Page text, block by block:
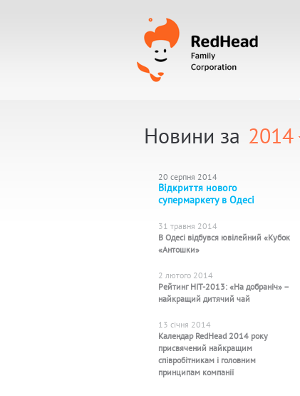
Новини за 2014
20 серпня 2014
Відкриття нового
супермаркету в Одесі
31 травня 2014
В Одесі відбувся ювілейний «Кубок
«Антошки»
2 лютого 2014
Рейтинг HIT-2013: «На добраніч» –
найкращий дитячий чай
13 січня 2014
Календар RedHead 2014 року
присвячений найкращим
співробітникам і головним
принципам компанії